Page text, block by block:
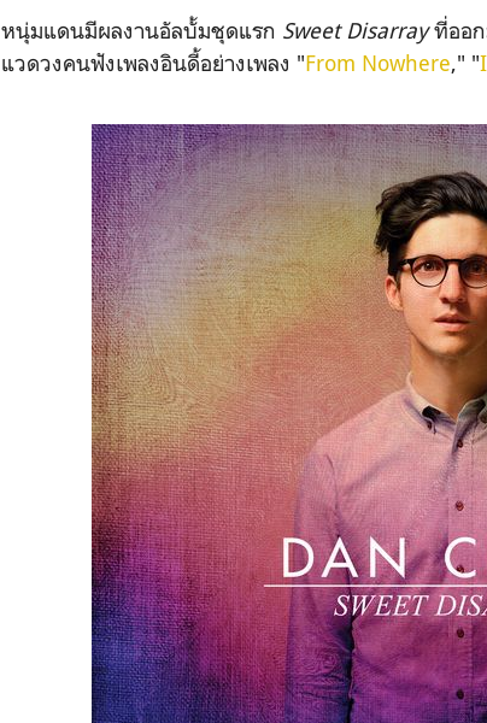
หนุ่มแดนมีผลงานอัลบั้มชุดแรก Sweet Disarrayที่ออ
แวดวงคนฟังเพลงอินดี้อย่างเพลง "From Nowhere," "